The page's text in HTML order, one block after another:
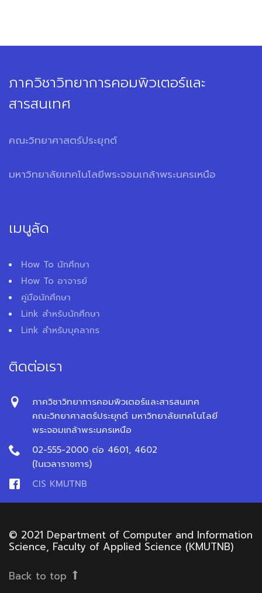
ภาควิชาวิทยาการคอมพิวเตอร์และ
สารสนเทศ
คณะวิทยาศาสตร์ประยุกต์
มหาวิทยาลัยเทคโนโลยีพระจอมเกล้าพระนครเหนือ
เมนูลัด
How To นักศึกษา
How To อาจารย์
คู่มือนักศึกษา
Link สำหรับนักศึกษา
Link สำหรับบุคลากร
ติดต่อเรา
ภาควิชาวิทยาการคอมพิวเตอร์และสารสนเทศ
คณะวิทยาศาสตร์ประยุกต์ มหาวิทยาลัยเทคโนโลยี
พระจอมเกล้าพระนครเหนือ
02-555-2000 ต่อ 4601, 4602
(ในเวลาราชการ)
CIS KMUTNB
© 2021 Department of Computer and Information
Science, Faculty of Applied Science (KMUTNB)
Back to top